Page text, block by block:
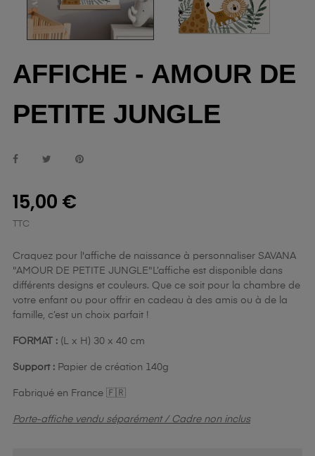
AFFICHE - AMOUR DE
PETITE JUNGLE
15,00 €
TTC
Craquez pour l'affiche de naissance à personnaliser SAVANA
"AMOUR DE PETITE JUNGLE"L’affiche est disponible dans
différents designs et couleurs. Que ce soit pour la chambre de
votre enfant ou pour offrir en cadeau à des amis ou à de la
famille, c’est un choix parfait !
FORMAT : (L x H) 30 x 40 cm
Support : Papier de création 140g
Fabriqué en France 🇫🇷
Porte-affiche vendu séparément / Cadre non inclus